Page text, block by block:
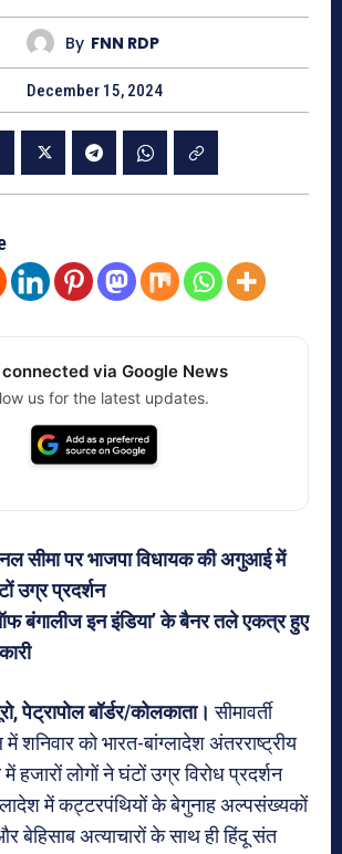
By FNN RDP
December 15, 2024
via Google News
us for the latest updates.
सीमा पर भाजपा विधायक की अगुआई में
उग्र प्रदर्शन
बंगालीज इन इंडिया’ के बैनर तले एकत्र हुए
पेट्रापोल बॉर्डर/कोलकाता।सीमावर्ती
में शनिवार को भारत-बांग्लादेश अंतरराष्ट्रीय
हजारों लोगों ने घंटों उग्र विरोध प्रदर्शन
में कट्टरपंथियों के बेगुनाह अल्पसंख्यकों
बेहिसाब अत्याचारों के साथ ही हिंदू संत